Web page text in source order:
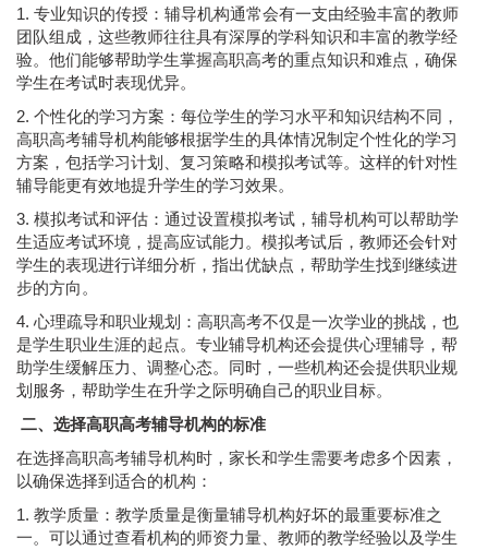
1. 专业知识的传授：辅导机构通常会有一支由经验丰富的教师
团队组成，这些教师往往具有深厚的学科知识和丰富的教学经
验。他们能够帮助学生掌握高职高考的重点知识和难点，确保
学生在考试时表现优异。
2. 个性化的学习方案：每位学生的学习水平和知识结构不同，
高职高考辅导机构能够根据学生的具体情况制定个性化的学习
方案，包括学习计划、复习策略和模拟考试等。这样的针对性
辅导能更有效地提升学生的学习效果。
3. 模拟考试和评估：通过设置模拟考试，辅导机构可以帮助学
生适应考试环境，提高应试能力。模拟考试后，教师还会针对
学生的表现进行详细分析，指出优缺点，帮助学生找到继续进
步的方向。
4. 心理疏导和职业规划：高职高考不仅是一次学业的挑战，也
是学生职业生涯的起点。专业辅导机构还会提供心理辅导，帮
助学生缓解压力、调整心态。同时，一些机构还会提供职业规
划服务，帮助学生在升学之际明确自己的职业目标。
二、选择高职高考辅导机构的标准
在选择高职高考辅导机构时，家长和学生需要考虑多个因素，
以确保选择到适合的机构：
1. 教学质量：教学质量是衡量辅导机构好坏的最重要标准之
一。可以通过查看机构的师资力量、教师的教学经验以及学生